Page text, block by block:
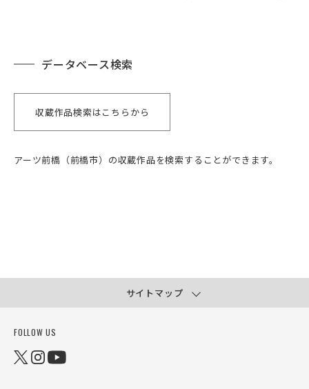
データベース検索
収蔵作品検索はこちらから
アーツ前橋（前橋市）の収蔵作品を検索することができます。
サイトマップ
FOLLOW US